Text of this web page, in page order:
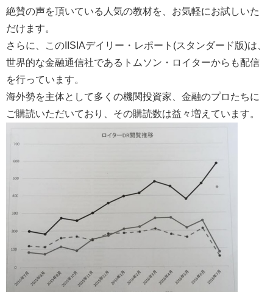
絶賛の声を頂いている人気の教材を、お気軽にお試しいた
だけます。
さらに、このIISIAデイリー・レポート(スタンダード版)は、
世界的な金融通信社であるトムソン・ロイターからも配信
を行っています。
海外勢を主体として多くの機関投資家、金融のプロたちに
ご購読いただいており、その購読数は益々増えています。